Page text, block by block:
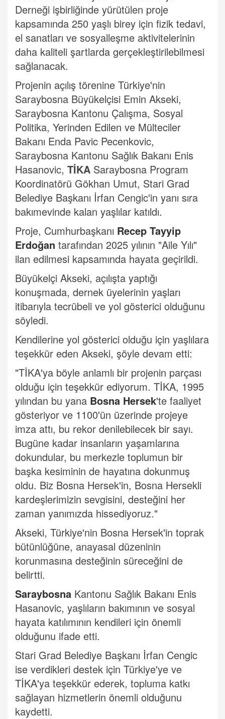
Derneği işbirliğinde yürütülen proje
kapsamında 250 yaşlı birey için fizik tedavi,
el sanatları ve sosyalleşme aktivitelerinin
daha kaliteli şartlarda gerçekleştirilebilmesi
sağlanacak.
Projenin açılış törenine Türkiye'nin
Saraybosna Büyükelçisi Emin Akseki,
Saraybosna Kantonu Çalışma, Sosyal
Politika, Yerinden Edilen ve Mülteciler
Bakanı Enda Pavic Pecenkovic,
Saraybosna Kantonu Sağlık Bakanı Enis
Hasanovic, TİKA Saraybosna Program
Koordinatörü Gökhan Umut, Stari Grad
Belediye Başkanı İrfan Cengic'in yanı sıra
bakımevinde kalan yaşlılar katıldı.
Proje, Cumhurbaşkanı Recep Tayyip
Erdoğan tarafından 2025 yılının "Aile Yılı"
ilan edilmesi kapsamında hayata geçirildi.
Büyükelçi Akseki, açılışta yaptığı
konuşmada, dernek üyelerinin yaşları
itibarıyla tecrübeli ve yol gösterici olduğunu
söyledi.
Kendilerine yol gösterici olduğu için yaşlılara
teşekkür eden Akseki, şöyle devam etti:
"TİKA'ya böyle anlamlı bir projenin parçası
olduğu için teşekkür ediyorum. TİKA, 1995
yılından bu yana Bosna Hersek'te faaliyet
gösteriyor ve 1100'ün üzerinde projeye
imza attı, bu rekor denilebilecek bir sayı.
Bugüne kadar insanların yaşamlarına
dokundular, bu merkezle toplumun bir
başka kesiminin de hayatına dokunmuş
oldu. Biz Bosna Hersek'in, Bosna Hersekli
kardeşlerimizin sevgisini, desteğini her
zaman yanımızda hissediyoruz."
Akseki, Türkiye'nin Bosna Hersek'in toprak
bütünlüğüne, anayasal düzeninin
korunmasına desteğinin süreceğini de
belirtti.
Saraybosna Kantonu Sağlık Bakanı Enis
Hasanovic, yaşlıların bakımının ve sosyal
hayata katılımının kendileri için önemli
olduğunu ifade etti.
Stari Grad Belediye Başkanı İrfan Cengic
ise verdikleri destek için Türkiye'ye ve
TİKA'ya teşekkür ederek, topluma katkı
sağlayan hizmetlerin önemli olduğunu
kaydetti.